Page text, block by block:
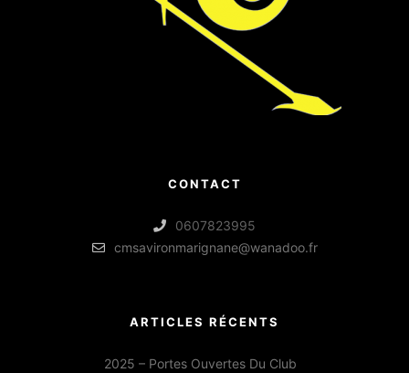
CONTACT
0607823995
cmsavironmarignane@wanadoo.fr
ARTICLES RÉCENTS
2025 – Portes Ouvertes Du Club